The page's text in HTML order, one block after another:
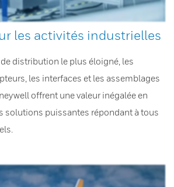
les activités industrielles
de distribution le plus éloigné, les
les interfaces et les assemblages
offrent une valeur inégalée en
solutions puissantes répondant à tous